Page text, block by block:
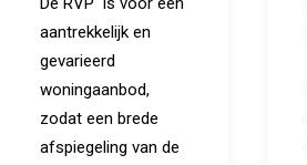
aantrekkelijk en
gevarieerd
woningaanbod,
zodat een brede
afspiegeling van de